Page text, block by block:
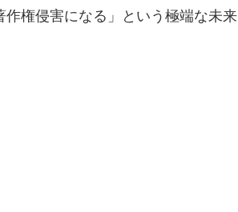
権侵害になる」という極端な未来